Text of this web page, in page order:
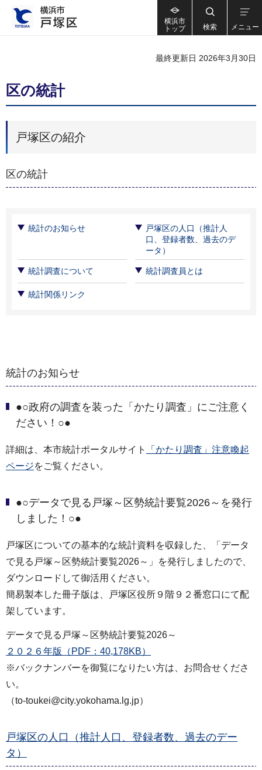
横浜市
トップ
検索 メニュー
最終更新日 2026年3月30日
区の統計
戸塚区の紹介
区の統計
統計のお知らせ
戸塚区の人口（推計人
口、登録者数、過去のデ
ータ）
統計調査について 統計調査員とは
統計関係リンク
統計のお知らせ
●○政府の調査を装った「かたり調査」にご注意く
ださい！○●
詳細は、本市統計ポータルサイト
「かたり調査」注意喚起
ページをご覧ください。
●○データで見る戸塚～区勢統計要覧2026～を発行
しました！○●
戸塚区についての基本的な統計資料を収録した、「データ
で見る戸塚～区勢統計要覧2026～」を発行しましたので、
ダウンロードして御活用ください。
簡易製本した冊子版は、戸塚区役所９階９２番窓口にて配
架しています。
データで見る戸塚～区勢統計要覧2026～
２０２６年版（PDF：40,178KB）
※バックナンバーを御覧になりたい方は、お問合せくださ
い。
（to-toukei@city.yokohama.lg.jp）
戸塚区の人口（推計人口、登録者数、過去のデー
タ）